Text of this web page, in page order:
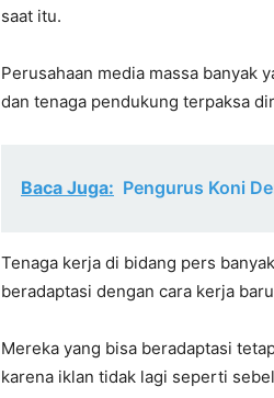
saat itu.
Perusahaan media massa banyak
dan tenaga pendukung terpaksa
Baca Juga: Pengurus Koni
Tenaga kerja di bidang pers
beradaptasi dengan cara kerja
Mereka yang bisa beradaptasi
karena iklan tidak lagi seperti